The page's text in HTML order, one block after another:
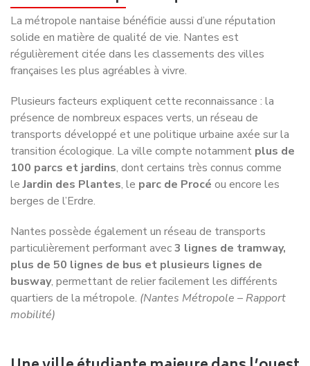
solide en matière de qualité de vie. Nantes est
régulièrement citée dans les classements des villes
françaises les plus agréables à vivre.
Plusieurs facteurs expliquent cette reconnaissance : la
transports développé et une politique urbaine axée sur la
transition écologique. La ville compte notammentplus de
100 parcs et jardins , dont certains très connus comme
leJardin des Plantes, leparc de Procéou encore les
berges de l’Erdre.
Nantes possède également un réseau de transports
plus de 50 lignes de bus et plusieurs lignes de
busway, permettant de relier facilement les différents
quartiers de la métropole.(Nantes Métropole – Rapport
mobilité)
de la France